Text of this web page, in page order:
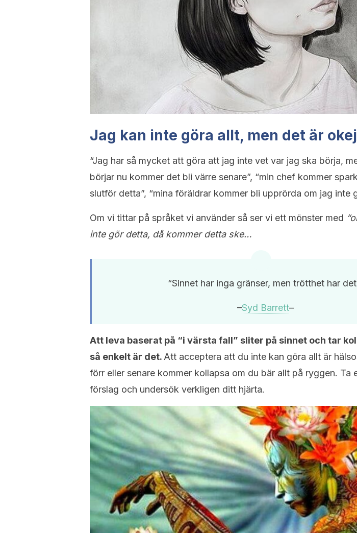
Jag kan inte göra allt, men det är okej
“Jag har så mycket att göra att jag inte vet var jag ska börja,
börjar nu kommer det bli värre senare”, “min chef kommer
slutför detta”, “mina föräldrar kommer bli upprörda om jag inte
Om vi tittar på språket vi använder så ser vi ett mönster med
inte gör detta, då kommer detta ske…
“Sinnet har inga gränser, men trötthet har
–Syd Barrett–
Att leva baserat på “i värsta fall” sliter på sinnet och tar kol
så enkelt är det. Att acceptera att du inte kan göra allt är
förr eller senare kommer kollapsa om du bär allt på ryggen. Ta
förslag och undersök verkligen ditt hjärta.